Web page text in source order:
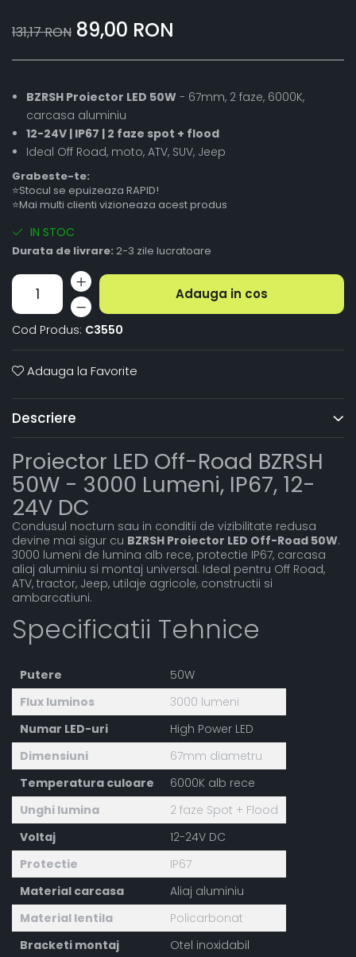
131,17 RON 89,00 RON
BZRSH Proiector LED 50W - 67mm, 2 faze, 6000K,
carcasa aluminiu
12-24V | IP67 | 2 faze spot + flood
Ideal Off Road, moto, ATV, SUV, Jeep
Grabeste-te:
⭐Stocul se epuizeaza RAPID!
⭐Mai multi clienti vizioneaza acest produs
IN STOC
Durata de livrare: 2-3 zile lucratoare
Adauga in cos
Cod Produs: C3550
Adauga la Favorite
Descriere
Proiector LED Off-Road BZRSH
50W - 3000 Lumeni, IP67, 12-
24V DC
Condusul nocturn sau in conditii de vizibilitate redusa
devine mai sigur cu BZRSH Proiector LED Off-Road 50W.
3000 lumeni de lumina alb rece, protectie IP67, carcasa
aliaj aluminiu si montaj universal. Ideal pentru Off Road,
ATV, tractor, Jeep, utilaje agricole, constructii si
ambarcatiuni.
Specificatii Tehnice
Putere
50W
Flux luminos
3000 lumeni
Numar LED-uri
High Power LED
Dimensiuni
67mm diametru
Temperatura culoare
6000K alb rece
Unghi lumina
2 faze Spot + Flood
Voltaj
12-24V DC
Protectie
IP67
Material carcasa
Aliaj aluminiu
Material lentila
Policarbonat
Bracketi montaj
Otel inoxidabil